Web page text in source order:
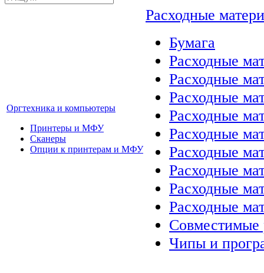
Оргтехника и компьютеры
Принтеры и МФУ
Сканеры
Опции к принтерам и МФУ
Расходные
Бумага
Расходные
Расходные
Расходные
Расходные
Расходные
Расходные
Расходные
Расходные
Расходные
Совместимые
Чипы и